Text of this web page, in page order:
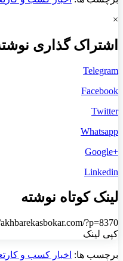
×
اشتراک گذاری
Telegram
Facebook
Twitter
Whatsapp
+Google
Linkedin
لینک کوتاه نوشته
?p=8370
کپی لینک
برچسب ها: اخبار کسب و کار